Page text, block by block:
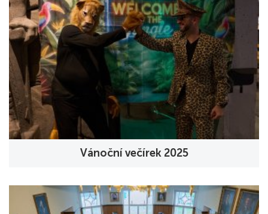
Vánoční večírek 2025